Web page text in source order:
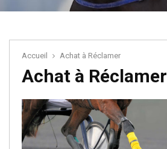
Accueil Achat à Réclamer
Achat à Réclamer